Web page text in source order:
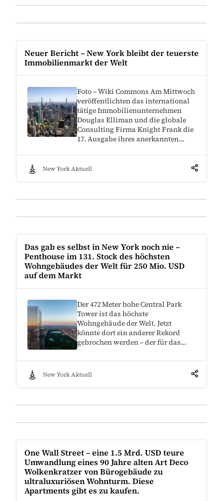
Neuer Bericht – New York bleibt der teuerste
Immobilienmarkt der Welt
Foto – Wiki Commons Am Mittwoch
veröffentlichten das international
tätige Immobilienunternehmen
Douglas Elliman und die globale
Consulting Firma Knight Frank die
17. Ausgabe ihres anerkannten…
New York Aktuell
Das gab es selbst in New York noch nie –
Penthouse im 131. Stock des höchsten
Wohngebäudes der Welt für 250 Mio. USD
auf dem Markt
Der 472 Meter hohe Central Park
Tower ist das höchste
Wohngebäude der Welt. Jetzt
könnte dort ein anderer Rekord
gebrochen werden – der für das…
New York Aktuell
One Wall Street – eine 1.5 Mrd. USD teure
Umwandlung eines 90 Jahre alten Art Deco
Wolkenkratzer von Bürogebäude zu
ultraluxuriösen Wohnturm. Diese
Apartments gibt es zu kaufen.